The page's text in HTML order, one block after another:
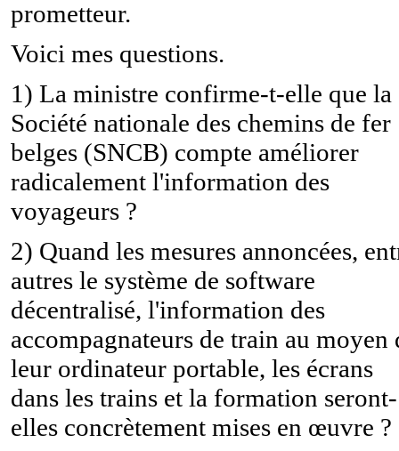
prometteur.
Voici mes questions.
1) La ministre confirme-t-elle que la
Société nationale des chemins de fer
belges (SNCB) compte améliorer
radicalement l'information des
voyageurs ?
2) Quand les mesures annoncées,
autres le système de software
décentralisé, l'information des
accompagnateurs de train au moyen
leur ordinateur portable, les écrans
dans les trains et la formation seront-
elles concrètement mises en œuvre ?